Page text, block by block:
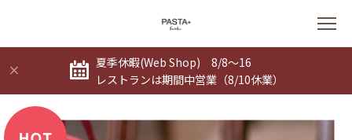
夏季休暇(Web Shop) 8/8～16
レストランは期間中営業（8/10休業）